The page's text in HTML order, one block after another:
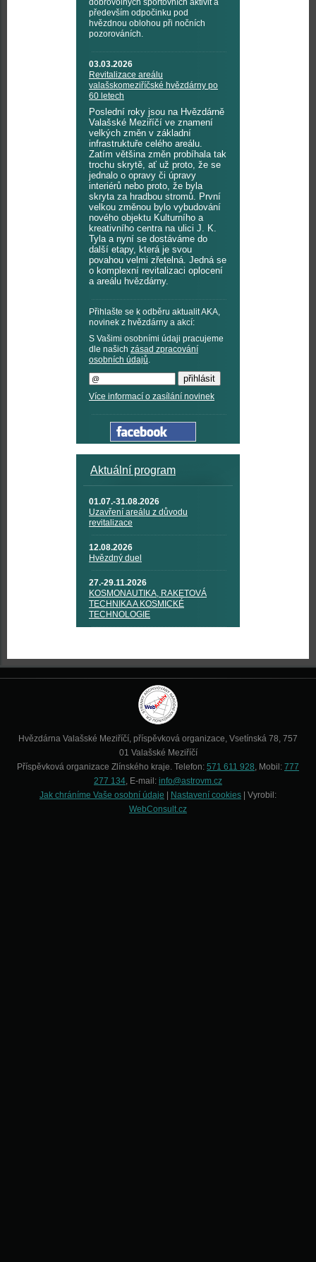
dobrovolných sportovních aktivit a
především odpočinku pod
hvězdnou oblohou při nočních
pozorováních.
03.03.2026
Revitalizace areálu
valašskomeziříčské hvězdárny po
60 letech
Poslední roky jsou na Hvězdárně
Valašské Meziříčí ve znamení
velkých změn v základní
infrastruktuře celého areálu.
Zatím většina změn probíhala tak
trochu skrytě, ať už proto, že se
jednalo o opravy či úpravy
interiérů nebo proto, že byla
skryta za hradbou stromů. První
velkou změnou bylo vybudování
nového objektu Kulturního a
kreativního centra na ulici J. K.
Tyla a nyní se dostáváme do
další etapy, která je svou
povahou velmi zřetelná. Jedná se
o komplexní revitalizaci oplocení
a areálu hvězdárny.
Přihlašte se k odběru aktualit AKA,
novinek z hvězdárny a akcí:
S Vašimi osobními údaji pracujeme
dle našich zásad zpracování
osobních údajů.
Více informací o zasílání novinek
Aktuální program
01.07.-31.08.2026
Uzavření areálu z důvodu
revitalizace
12.08.2026
Hvězdný duel
27.-29.11.2026
KOSMONAUTIKA, RAKETOVÁ
TECHNIKA A KOSMICKÉ
TECHNOLOGIE
Hvězdárna Valašské Meziříčí, příspěvková organizace, Vsetínská 78, 757
01 Valašské Meziříčí
Příspěvková organizace Zlínského kraje. Telefon: 571 611 928, Mobil: 777
277 134, E-mail: info@astrovm.cz
Jak chráníme Vaše osobní údaje
Nastavení cookies | Vyrobil:
WebConsult.cz